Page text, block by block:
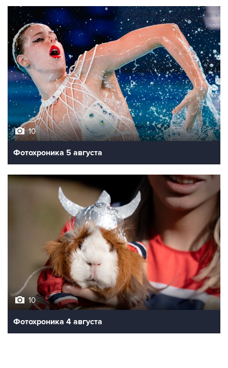
10
Фотохроника 5 августа
10
Фотохроника 4 августа